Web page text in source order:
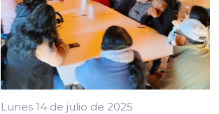
Lunes 14 de julio de 2025